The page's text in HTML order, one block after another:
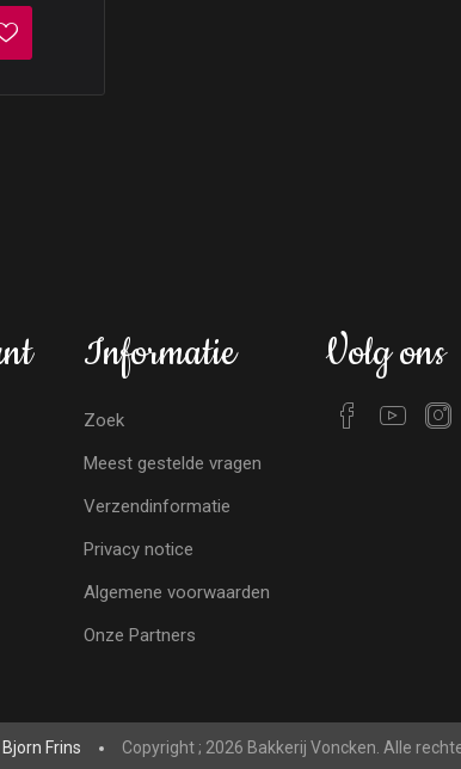
Informatie
Zoek
Meest gestelde vragen
Verzendinformatie
Privacy notice
Algemene voorwaarden
Onze Partners
Volg ons
Bjorn Frins Copyright ; 2026 Bakkerij Voncken. Alle